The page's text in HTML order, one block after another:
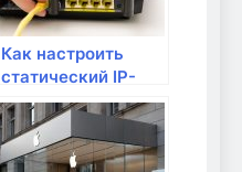
Как настроить
статический IP-
адрес на роутере?